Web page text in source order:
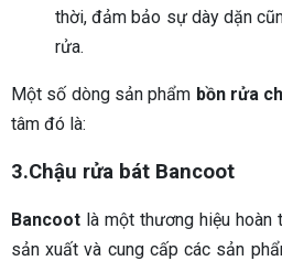
thời, đảm bảo sự dày dặn
rửa.
Một số dòng sản phẩm bồn rửa
tâm đó là:
3.Chậu rửa bát Bancoot
Bancoot là một thương hiệu hoàn
sản xuất và cung cấp các sản